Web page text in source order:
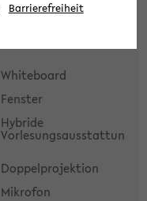
Whiteboard
Fenster
Hybride
Vorlesungsausstattun
Doppelprojektion
Mikrofon
Barrierefreiheit